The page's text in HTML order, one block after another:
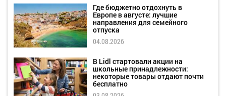
Где бюджетно отдохнуть в
Европе в августе: лучшие
направления для семейного
отпуска
04.08.2026
В Lidl стартовали акции на
школьные принадлежности:
некоторые товары отдают почти
бесплатно